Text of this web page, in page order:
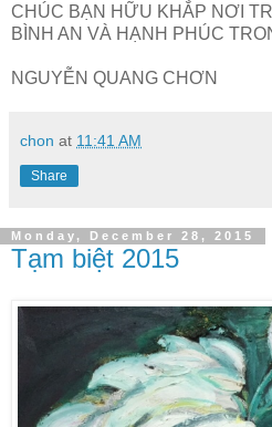
CHÚC BẠN HỮU KHẮP NƠI
BÌNH AN VÀ HẠNH PHÚC
NGUYỄN QUANG CHƠN
chon at 11:41 AM
Share
Monday, December 28, 2015
Tạm biệt 2015